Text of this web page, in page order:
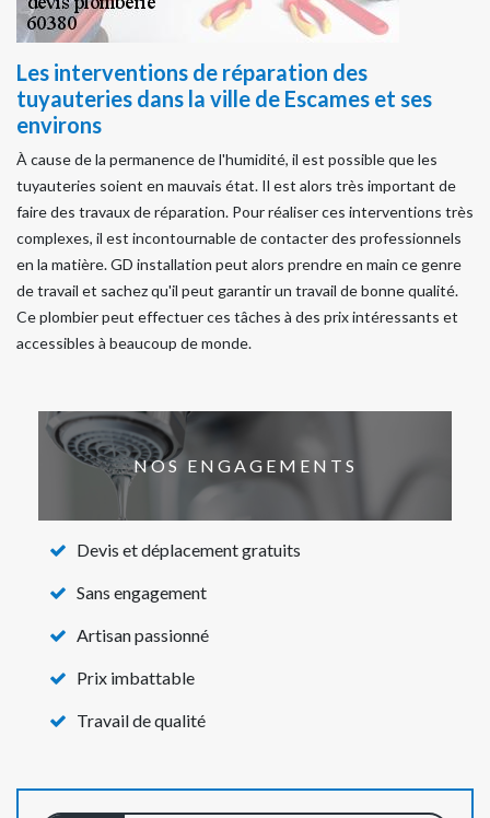
Les interventions de réparation des
tuyauteries dans la ville de Escames et ses
environs
À cause de la permanence de l'humidité, il est possible que les
tuyauteries soient en mauvais état. Il est alors très important de
faire des travaux de réparation. Pour réaliser ces interventions très
complexes, il est incontournable de contacter des professionnels
en la matière. GD installation peut alors prendre en main ce genre
de travail et sachez qu'il peut garantir un travail de bonne qualité.
Ce plombier peut effectuer ces tâches à des prix intéressants et
accessibles à beaucoup de monde.
NOS ENGAGEMENTS
Devis et déplacement gratuits
Sans engagement
Artisan passionné
Prix imbattable
Travail de qualité